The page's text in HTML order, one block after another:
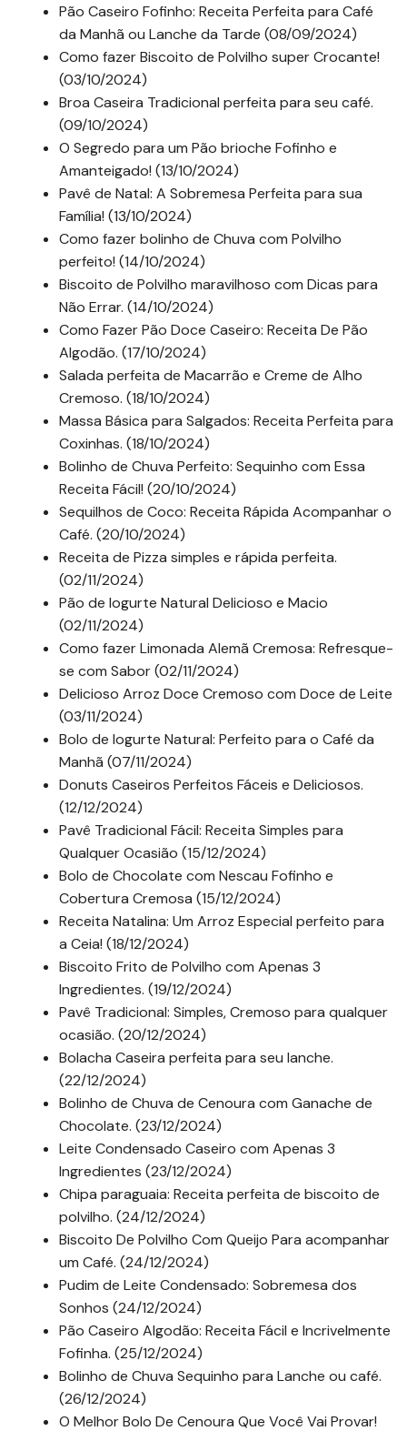
Pão Caseiro Fofinho: Receita Perfeita para Café
da Manhã ou Lanche da Tarde (08/09/2024)
Como fazer Biscoito de Polvilho super Crocante!
(03/10/2024)
Broa Caseira Tradicional perfeita para seu café.
(09/10/2024)
O Segredo para um Pão brioche Fofinho e
Amanteigado! (13/10/2024)
Pavê de Natal: A Sobremesa Perfeita para sua
Família! (13/10/2024)
Como fazer bolinho de Chuva com Polvilho
perfeito! (14/10/2024)
Biscoito de Polvilho maravilhoso com Dicas para
Não Errar. (14/10/2024)
Como Fazer Pão Doce Caseiro: Receita De Pão
Algodão. (17/10/2024)
Salada perfeita de Macarrão e Creme de Alho
Cremoso. (18/10/2024)
Massa Básica para Salgados: Receita Perfeita para
Coxinhas. (18/10/2024)
Bolinho de Chuva Perfeito: Sequinho com Essa
Receita Fácil! (20/10/2024)
Sequilhos de Coco: Receita Rápida Acompanhar o
Café. (20/10/2024)
Receita de Pizza simples e rápida perfeita.
(02/11/2024)
Pão de Iogurte Natural Delicioso e Macio
(02/11/2024)
Como fazer Limonada Alemã Cremosa: Refresque-
se com Sabor (02/11/2024)
Delicioso Arroz Doce Cremoso com Doce de Leite
(03/11/2024)
Bolo de Iogurte Natural: Perfeito para o Café da
Manhã (07/11/2024)
Donuts Caseiros Perfeitos Fáceis e Deliciosos.
(12/12/2024)
Pavê Tradicional Fácil: Receita Simples para
Qualquer Ocasião (15/12/2024)
Bolo de Chocolate com Nescau Fofinho e
Cobertura Cremosa (15/12/2024)
Receita Natalina: Um Arroz Especial perfeito para
a Ceia! (18/12/2024)
Biscoito Frito de Polvilho com Apenas 3
Ingredientes. (19/12/2024)
Pavê Tradicional: Simples, Cremoso para qualquer
ocasião. (20/12/2024)
Bolacha Caseira perfeita para seu lanche.
(22/12/2024)
Bolinho de Chuva de Cenoura com Ganache de
Chocolate. (23/12/2024)
Leite Condensado Caseiro com Apenas 3
Ingredientes (23/12/2024)
Chipa paraguaia: Receita perfeita de biscoito de
polvilho. (24/12/2024)
Biscoito De Polvilho Com Queijo Para acompanhar
um Café. (24/12/2024)
Pudim de Leite Condensado: Sobremesa dos
Sonhos (24/12/2024)
Pão Caseiro Algodão: Receita Fácil e Incrivelmente
Fofinha. (25/12/2024)
Bolinho de Chuva Sequinho para Lanche ou café.
(26/12/2024)
O Melhor Bolo De Cenoura Que Você Vai Provar!